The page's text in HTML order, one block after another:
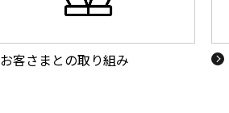
お客さまとの取り組み